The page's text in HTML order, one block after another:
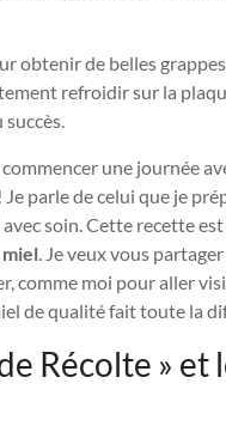
obtenir de belles
refroidir sur la
succès.
commencer une journée
parle de celui que je
soin. Cette recette
miel. Je veux vous
comme moi pour aller
de qualité fait toute la
Récolte »